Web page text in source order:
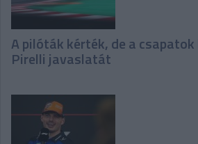
A pilóták kérték, de a
Pirelli javaslatát